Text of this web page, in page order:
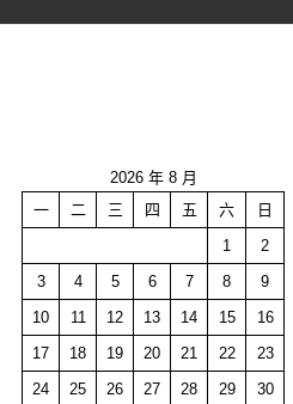
2026 年 8 月
一
二 三 四 五 六
日
1
2
3
4 5 6 7 8
9
10
11 12 13 14 15
16
17
18 19 20 21 22
23
24
25 26 27 28 29
30